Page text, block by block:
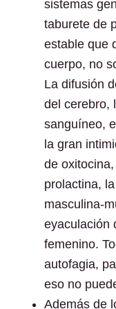
sistemas
taburete de
estable que
cuerpo, no
La difusión
del cerebro,
sanguíneo,
la gran
de
prolactina,
masculina-
eyaculación
femenino.
autofagia,
eso no
Además de